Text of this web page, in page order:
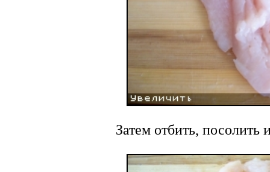
Затем отбить, посолить